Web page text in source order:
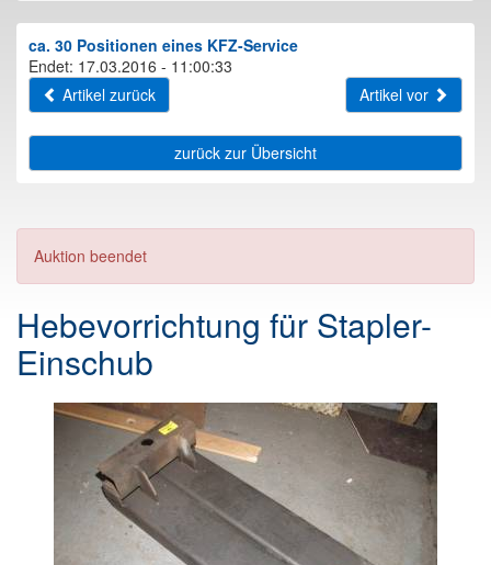
ca. 30 Positionen eines KFZ-Service
Endet: 17.03.2016 - 11:00:33
Artikel zurück
Artikel vor
zurück zur Übersicht
Auktion beendet
Hebevorrichtung für Stapler-
Einschub